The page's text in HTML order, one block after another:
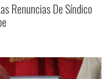
Renuncias De Síndico